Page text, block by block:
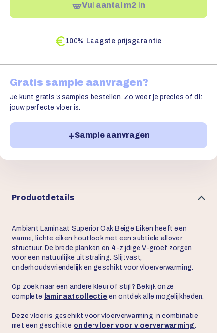
Vul aantal m2 in
100% Laagste prijsgarantie
Gratis sample aanvragen?
Je kunt gratis 3 samples bestellen. Zo weet je precies of dit
jouw perfecte vloer is.
Sample aanvragen
Productdetails
Ambiant Laminaat Superior Oak Beige Eiken heeft een
warme, lichte eiken houtlook met een subtiele allover
structuur. De brede planken en 4-zijdige V-groef zorgen
voor een natuurlijke uitstraling. Slijtvast,
onderhoudsvriendelijk en geschikt voor vloerverwarming.
Op zoek naar een andere kleur of stijl? Bekijk onze
complete
laminaatcollectie en ontdek alle mogelijkheden.
Deze vloer is geschikt voor vloerverwarming in combinatie
met een geschikte ondervloer voor vloerverwarming